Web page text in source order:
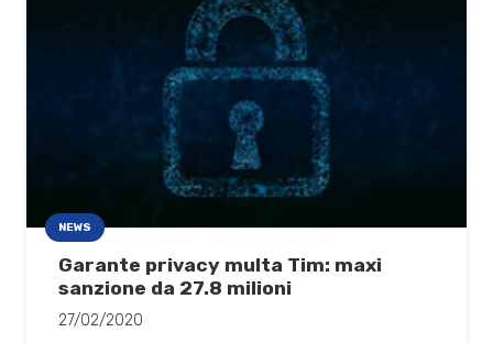
NEWS
Garante privacy multa Tim: maxi
sanzione da 27.8 milioni
27/02/2020